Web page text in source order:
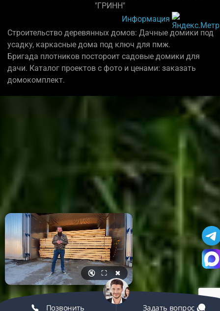
"ГРИНН"
Информация
Строительство деревянных домов: Дачные домики под
усадку, каркасные дома под ключ для пмж.
Бригада плотников постороит садовые домики для
дачи. Каталог проектов с фото и ценами: заказать
домокомплект.
🔇 ⛶ ✖
Позвонить Задать вопрос